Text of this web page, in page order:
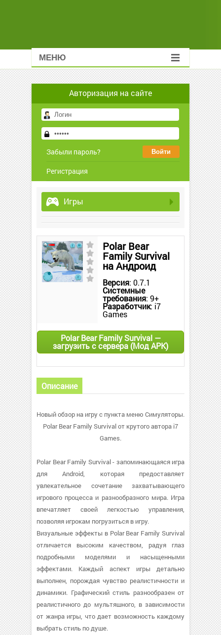
МЕНЮ
Авторизация на сайте
Забыли пароль?
Регистрация
Игры
Polar Bear
Family Survival
на Андроид
Версия: 0.7.1
Системные
требования: 9+
Разработчик: i7
Games
Polar Bear Family Survival —
загрузить с сервера (Мод APK)
Описание
Новый обзор на игру с пункта меню Симуляторы.
Polar Bear Family Survival от крутого автора i7
Games.
Polar Bear Family Survival - запоминающаяся игра
для Android, которая предоставляет
увлекательное сочетание захватывающего
игрового процесса и разнообразного мира. Игра
впечатляет своей легкостью управления,
позволяя игрокам погрузиться в игру.
Визуальные эффекты в Polar Bear Family Survival
отличается высоким качеством, радуя глаз
подробными моделями и насыщенными
эффектами. Каждый аспект игры детально
выполнен, порождая чувство реалистичности и
динамики. Графический стиль разнообразен от
реалистичного до мультяшного, в зависимости
от жанра игры, что дает возможность каждому
выбрать стиль по душе.